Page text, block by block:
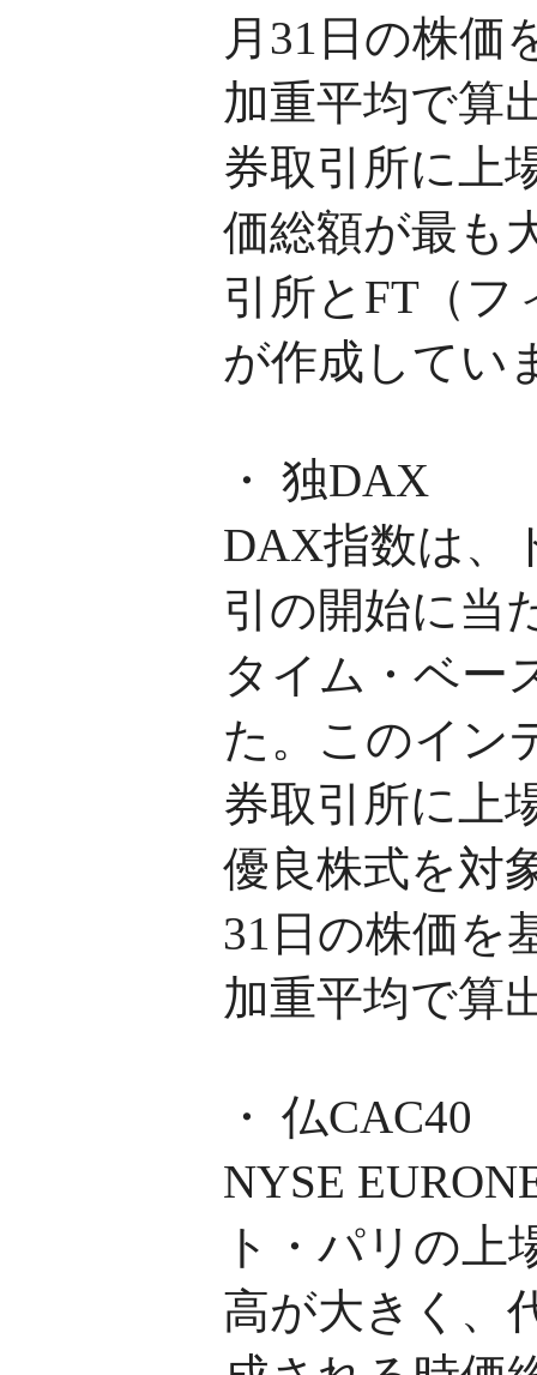
月31日の株価
加重平均で算
券取引所に上
価総額が最も
引所とFT（フ
が作成してい
・ 独DAX
DAX指数は、
引の開始に当
タイム・ベー
た。このイン
券取引所に上
優良株式を対
31日の株価を
加重平均で算
・ 仏CAC40
NYSE
ト・パリの上
高が大きく、